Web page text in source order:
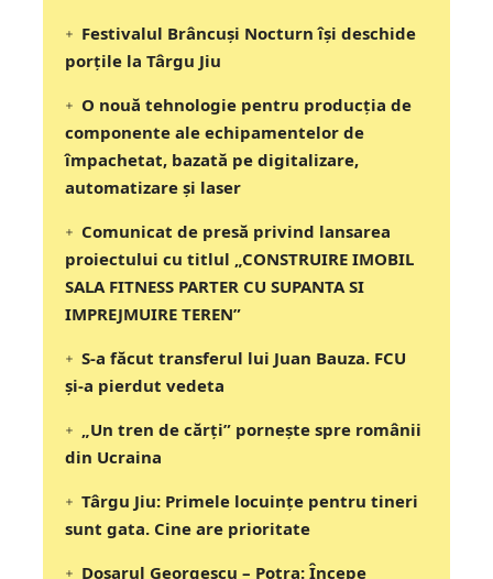
Festivalul Brâncuși Nocturn își deschide
porțile la Târgu Jiu
O nouă tehnologie pentru producția de
componente ale echipamentelor de
împachetat, bazată pe digitalizare,
automatizare și laser
Comunicat de presă privind lansarea
proiectului cu titlul „CONSTRUIRE IMOBIL
SALA FITNESS PARTER CU SUPANTA SI
IMPREJMUIRE TEREN”
S-a făcut transferul lui Juan Bauza. FCU
și-a pierdut vedeta
„Un tren de cărți” pornește spre românii
din Ucraina
Târgu Jiu: Primele locuințe pentru tineri
sunt gata. Cine are prioritate
Dosarul Georgescu – Potra: Începe